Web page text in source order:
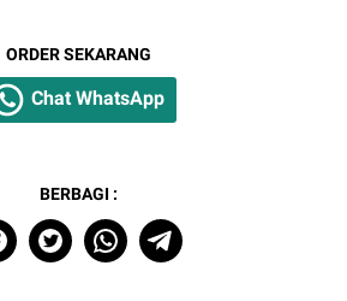
ORDER SEKARANG
Chat WhatsApp
BERBAGI :